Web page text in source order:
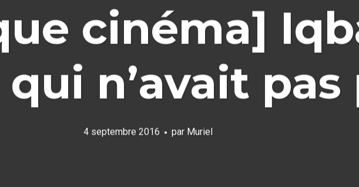
cinéma]
qui n’avait pas
4 septembre 2016 par Muriel